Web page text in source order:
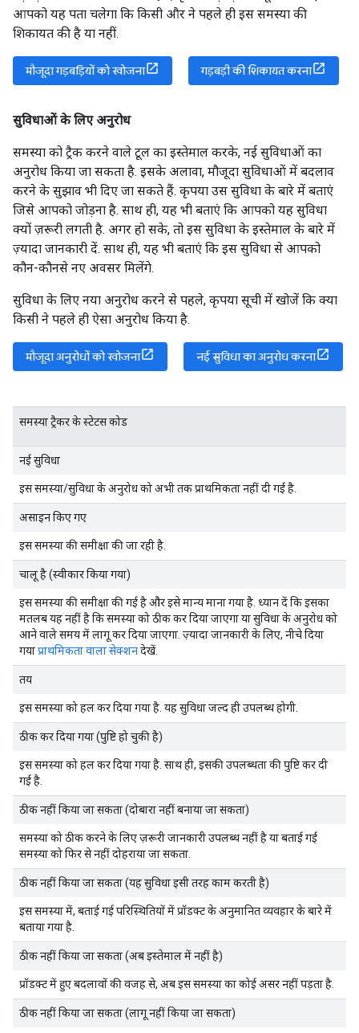
आपको यह पता चलेगा कि किसी और ने पहले ही इस समस्या की
शिकायत की है या नहीं.
मौजूदा गड़बड़ियों को खोजना गड़बड़ी की शिकायत करना
सुविधाओं के लिए अनुरोध
समस्या को ट्रैक करने वाले टूल का इस्तेमाल करके, नई सुविधाओं का
अनुरोध किया जा सकता है. इसके अलावा, मौजूदा सुविधाओं में बदलाव
करने के सुझाव भी दिए जा सकते हैं. कृपया उस सुविधा के बारे में बताएं
जिसे आपको जोड़ना है. साथ ही, यह भी बताएं कि आपको यह सुविधा
क्यों ज़रूरी लगती है. अगर हो सके, तो इस सुविधा के इस्तेमाल के बारे में
ज़्यादा जानकारी दें. साथ ही, यह भी बताएं कि इस सुविधा से आपको
कौन-कौनसे नए अवसर मिलेंगे.
सुविधा के लिए नया अनुरोध करने से पहले, कृपया सूची में खोजें कि क्या
किसी ने पहले ही ऐसा अनुरोध किया है.
मौजूदा अनुरोधों को खोजना नई सुविधा का अनुरोध करना
समस्या ट्रैकर के स्टेटस कोड
नई सुविधा
इस समस्या/सुविधा के अनुरोध को अभी तक प्राथमिकता नहीं दी गई है.
असाइन किए गए
इस समस्या की समीक्षा की जा रही है.
चालू है (स्वीकार किया गया)
इस समस्या की समीक्षा की गई है और इसे मान्य माना गया है. ध्यान दें कि इसका
मतलब यह नहीं है कि समस्या को ठीक कर दिया जाएगा या सुविधा के अनुरोध को
आने वाले समय में लागू कर दिया जाएगा. ज़्यादा जानकारी के लिए, नीचे दिया
गयाप्राथमिकता वाला सेक्शनदेखें.
तय
इस समस्या को हल कर दिया गया है. यह सुविधा जल्द ही उपलब्ध होगी.
ठीक कर दिया गया (पुष्टि हो चुकी है)
इस समस्या को हल कर दिया गया है. साथ ही, इसकी उपलब्धता की पुष्टि कर दी
गई है.
ठीक नहीं किया जा सकता (दोबारा नहीं बनाया जा सकता)
समस्या को ठीक करने के लिए ज़रूरी जानकारी उपलब्ध नहीं है या बताई गई
समस्या को फिर से नहीं दोहराया जा सकता.
ठीक नहीं किया जा सकता (यह सुविधा इसी तरह काम करती है)
इस समस्या में, बताई गई परिस्थितियों में प्रॉडक्ट के अनुमानित व्यवहार के बारे में
बताया गया है.
ठीक नहीं किया जा सकता (अब इस्तेमाल में नहीं है)
प्रॉडक्ट में हुए बदलावों की वजह से, अब इस समस्या का कोई असर नहीं पड़ता है.
ठीक नहीं किया जा सकता (लागू नहीं किया जा सकता)